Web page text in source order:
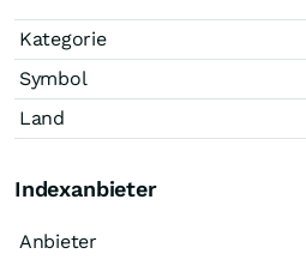
Kategorie
Symbol
Land
Indexanbieter
Anbieter